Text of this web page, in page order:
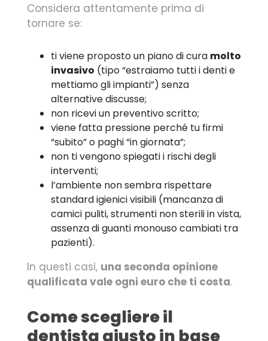
Considera attentamente prima di
tornare se:
ti viene proposto un piano di cura molto
invasivo (tipo “estraiamo tutti i denti e
mettiamo gli impianti”) senza
alternative discusse;
non ricevi un preventivo scritto;
viene fatta pressione perché tu firmi
“subito” o paghi “in giornata”;
non ti vengono spiegati i rischi degli
interventi;
l’ambiente non sembra rispettare
standard igienici visibili (mancanza di
camici puliti, strumenti non sterili in vista,
assenza di guanti monouso cambiati tra
pazienti).
In questi casi, una seconda opinione
qualificata vale ogni euro che ti costa.
Come scegliere il
dentista giusto in base